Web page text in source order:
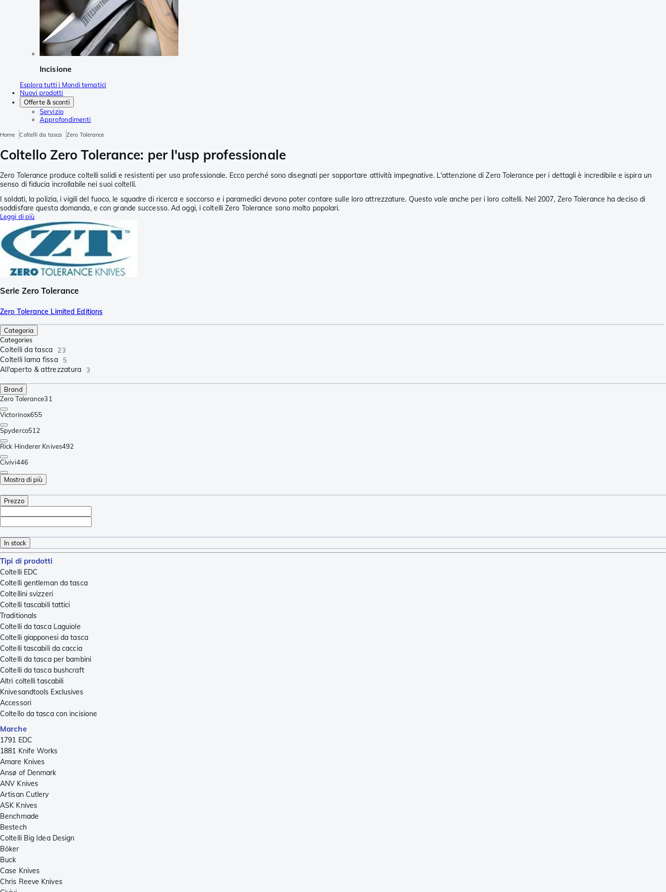
Incisione
Esplora tutti i Mondi tematici
Nuovi prodotti
Offerte & sconti
Servizio
Approfondimenti
Home Coltelli da tasca Zero Tolerance
Coltello Zero Tolerance: per l'usp professionale
Zero Tolerance produce coltelli solidi e resistenti per uso professionale. Ecco perché sono disegnati per sopportare attività impegnative. L'attenzione di Zero Tolerance per i dettagli è incredibile e ispira un
senso di fiducia incrollabile nei suoi coltelli.
I soldati, la polizia, i vigili del fuoco, le squadre di ricerca e soccorso e i paramedici devono poter contare sulle loro attrezzature. Questo vale anche per i loro coltelli. Nel 2007, Zero Tolerance ha deciso di
soddisfare questa domanda, e con grande successo. Ad oggi, i coltelli Zero Tolerance sono molto popolari.
Leggi di più
Serie Zero Tolerance
Zero Tolerance Limited Editions
Categoria
Categories
Coltelli da tasca 23
Coltelli lama fissa 5
All'aperto & attrezzatura 3
Brand
Zero Tolerance31
Victorinox655
Spyderco512
Rick Hinderer Knives492
Civivi446
Mostra di più
Prezzo
In stock
Tipi di prodotti
Coltelli EDC
Coltelli gentleman da tasca
Coltellini svizzeri
Coltelli tascabili tattici
Traditionals
Coltelli da tasca Laguiole
Coltelli giapponesi da tasca
Coltelli tascabili da caccia
Coltelli da tasca per bambini
Coltelli da tasca bushcraft
Altri coltelli tascabili
Knivesandtools Exclusives
Accessori
Coltello da tasca con incisione
Marche
1791 EDC
1881 Knife Works
Amare Knives
Ansø of Denmark
ANV Knives
Artisan Cutlery
ASK Knives
Benchmade
Bestech
Coltelli Big Idea Design
Böker
Buck
Case Knives
Chris Reeve Knives